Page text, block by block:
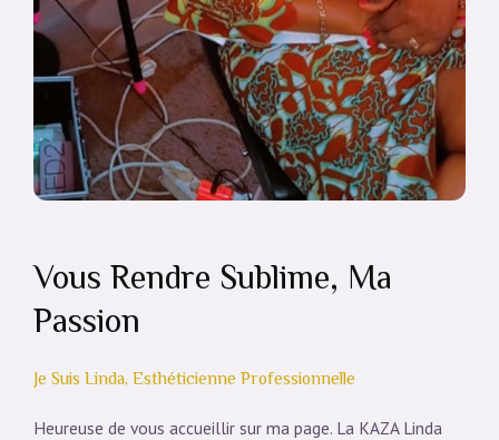
Vous Rendre Sublime, Ma
Passion
Je Suis Linda, Esthéticienne Professionnelle
Heureuse de vous accueillir sur ma page. La KAZA Linda